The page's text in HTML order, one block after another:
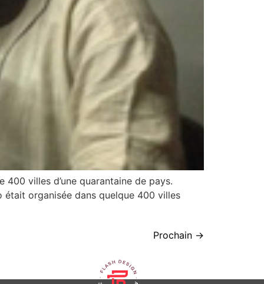
villes d’une quarantaine de pays.
organisée dans quelque 400 villes
Prochain →